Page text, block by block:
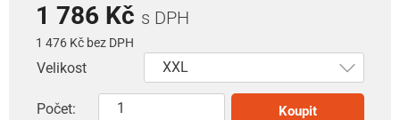
1 786 Kč s DPH
1 476 Kč bez DPH
Velikost
Počet: Koupit